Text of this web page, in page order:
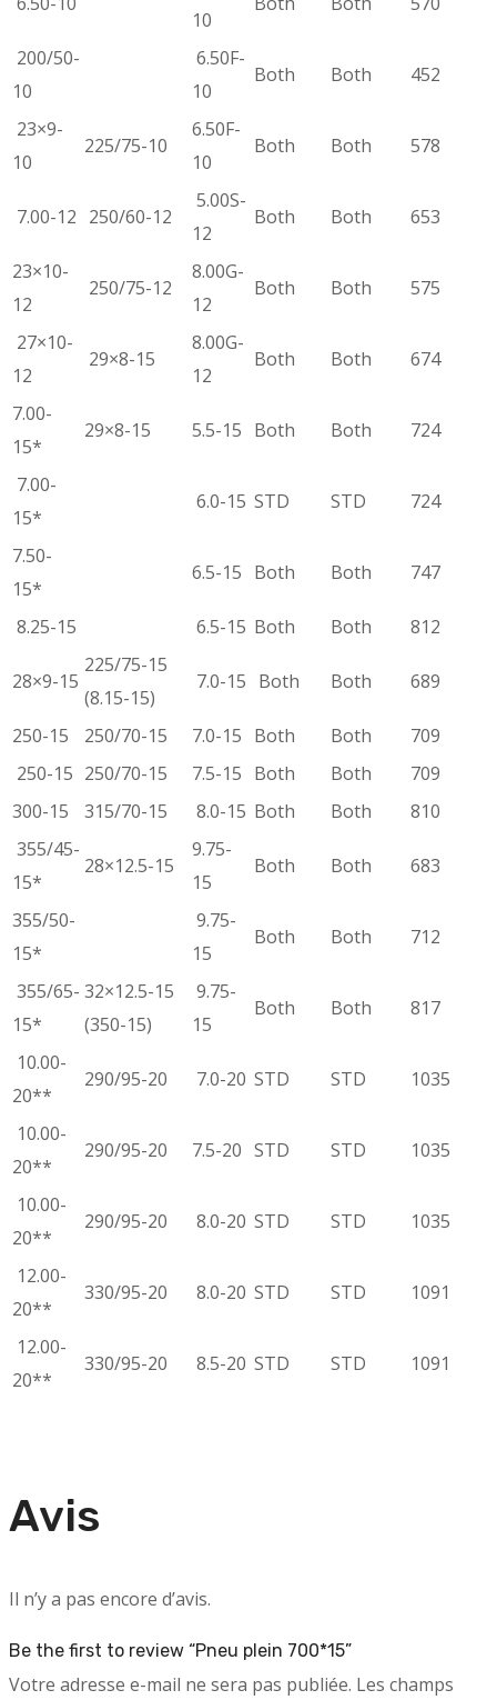
10
200/50-
10
6.50F-
10
Both Both 452
23×9-
10
225/75-10
6.50F-
10
Both Both 578
7.00-12 250/60-12
5.00S-
12
Both Both 653
23×10-
12
250/75-12
8.00G-
12
Both Both 575
27×10-
12
29×8-15
8.00G-
12
Both Both 674
7.00-
15*
29×8-15 5.5-15 Both Both 724
7.00-
15*
6.0-15 STD STD 724
7.50-
15*
6.5-15 Both Both 747
8.25-15 6.5-15 Both Both 812
28×9-15
225/75-15
(8.15-15)
7.0-15 Both Both 689
250-15 250/70-15 7.0-15 Both Both
709
250-15 250/70-15 7.5-15 Both Both
709
300-15
315/70-15 8.0-15 Both Both
810
355/45-
15*
28×12.5-15
9.75-
15
Both Both 683
355/50-
15*
9.75-
15
Both Both 712
355/65-
15*
32×12.5-15
(350-15)
9.75-
15
Both Both 817
10.00-
20**
290/95-20 7.0-20 STD STD 1035
10.00-
20**
290/95-20 7.5-20 STD STD 1035
10.00-
20**
290/95-20 8.0-20 STD STD 1035
12.00-
20**
330/95-20 8.0-20 STD STD 1091
12.00-
20**
330/95-20 8.5-20 STD STD 1091
Avis
Il n’y a pas encore d’avis.
Be the first to review “Pneu plein 700*15”
Votre adresse e-mail ne sera pas publiée. Les champs